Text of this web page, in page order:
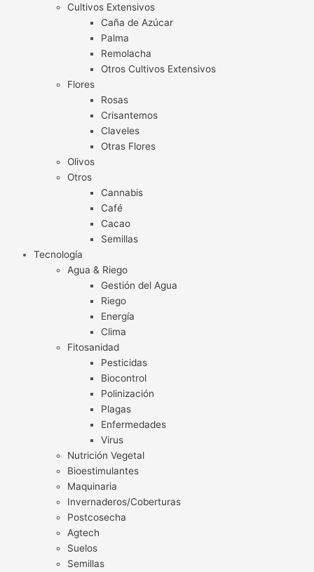
Cultivos Extensivos
Caña de Azúcar
Palma
Remolacha
Otros Cultivos Extensivos
Flores
Rosas
Crisantemos
Claveles
Otras Flores
Olivos
Otros
Cannabis
Café
Cacao
Semillas
Tecnología
Agua & Riego
Gestión del Agua
Riego
Energía
Clima
Fitosanidad
Pesticidas
Biocontrol
Polinización
Plagas
Enfermedades
Virus
Nutrición Vegetal
Bioestimulantes
Maquinaria
Invernaderos/Coberturas
Postcosecha
Agtech
Suelos
Semillas